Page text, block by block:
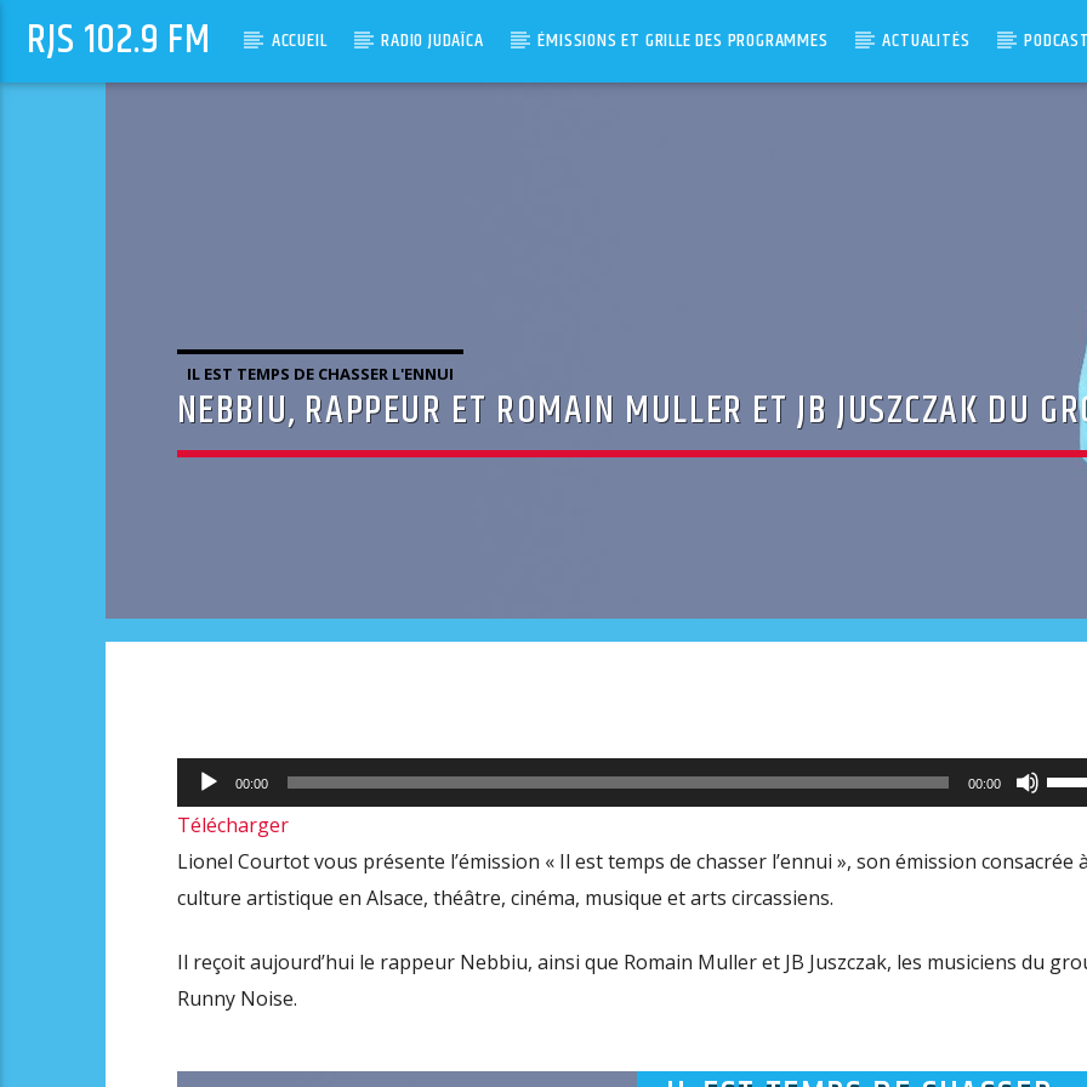
RJS 102.9 FM ACCUEIL RADIO JUDAÏCA ÉMISSIONS ET GRILLE DES PROGRAMMES ACTUALITÉS
IL EST TEMPS DE CHASSER L'ENNUI
NEBBIU, RAPPEUR ET ROMAIN MULLER ET JB JUSZCZAK DU
Lecteur
audio
00:00 00:00
les
le
Télécharger
Lionel Courtot vous présente l’émission « Il est temps de chasser l’ennui », son émission consacrée
culture artistique en Alsace, théâtre, cinéma, musique et arts circassiens.
Il reçoit aujourd’hui le rappeur Nebbiu, ainsi que Romain Muller et JB Juszczak, les musiciens du
Runny Noise.